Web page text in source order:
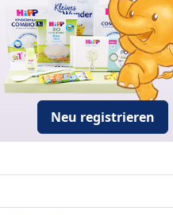
Neu registrieren